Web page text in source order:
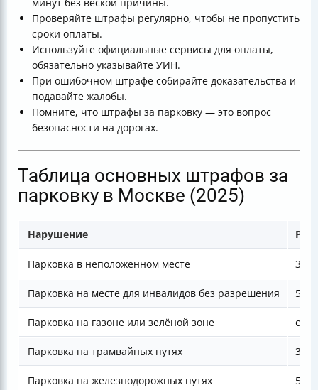
минут без веской причины.
Проверяйте штрафы регулярно, чтобы не пропустить
сроки оплаты.
Используйте официальные сервисы для оплаты,
обязательно указывайте УИН.
При ошибочном штрафе собирайте доказательства и
подавайте жалобы.
Помните, что штрафы за парковку — это вопрос
безопасности на дорогах.
Таблица основных штрафов за
парковку в Москве (2025)
Нарушение
Парковка в неположенном месте 3000
Парковка на месте для инвалидов без разрешения 5000
Парковка на газоне или зелёной зоне от
Парковка на трамвайных путях 3000
Парковка на железнодорожных путях